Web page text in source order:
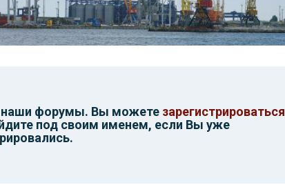
наши форумы. Вы можете зарегистрироваться
под своим именем, если Вы уже